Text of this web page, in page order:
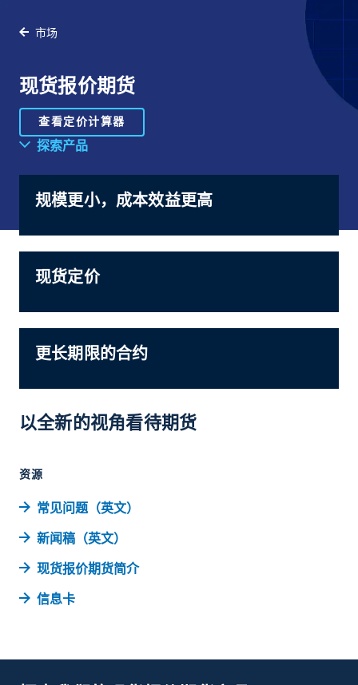
市场
现货报价期货
查看定价计算器
探索产品
规模更小，成本效益更高
现货定价
更长期限的合约
以全新的视角看待期货
资源
常见问题（英文）
新闻稿（英文）
现货报价期货简介
信息卡